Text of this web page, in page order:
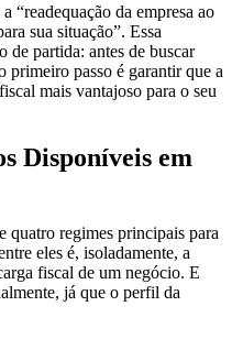
“readequação da empresa ao
sua situação”. Essa
de partida: antes de buscar
primeiro passo é garantir que a
mais vantajoso para o seu
Disponíveis em
quatro regimes principais para
eles é, isoladamente, a
fiscal de um negócio. E
já que o perfil da